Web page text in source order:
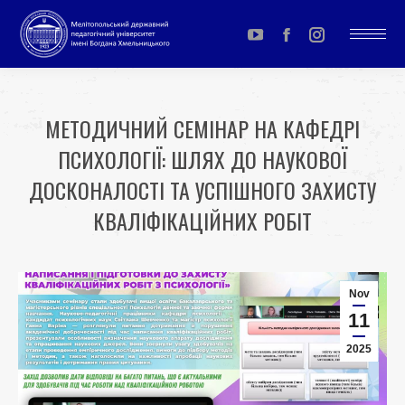
YouTube
page
in
new
window
Facebook
page
in
new
window
Instagram
page
in
new
window
МЕТОДИЧНИЙ СЕМІНАР НА КАФЕДРІ
ПСИХОЛОГІЇ: ШЛЯХ ДО НАУКОВОЇ
ДОСКОНАЛОСТІ ТА УСПІШНОГО ЗАХИСТУ
КВАЛІФІКАЦІЙНИХ РОБІТ
Nov
11
2025